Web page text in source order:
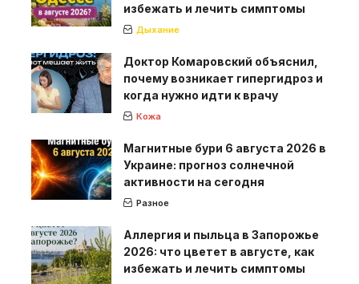
избежать и лечить симптомы
Дыхание
Доктор Комаровский объяснил,
почему возникает гипергидроз и
когда нужно идти к врачу
Кожа
Магнитные бури 6 августа 2026 в
Украине: прогноз солнечной
активности на сегодня
Разное
Аллергия и пыльца в Запорожье
2026: что цветет в августе, как
избежать и лечить симптомы